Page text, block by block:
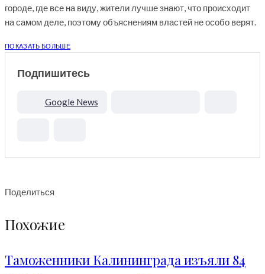
городе, где все на виду, жители лучше знают, что происходит
на самом деле, поэтому объяснениям властей не особо верят.
ПОКАЗАТЬ БОЛЬШЕ
Подпишитесь
Google News
Поделиться
Похожие
Таможенники Калининграда изъяли 84